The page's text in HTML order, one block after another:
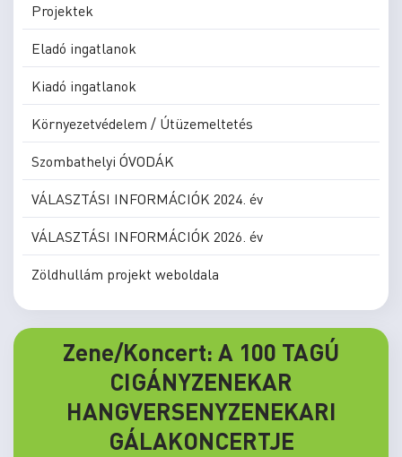
Projektek
Eladó ingatlanok
Kiadó ingatlanok
Környezetvédelem / Útüzemeltetés
Szombathelyi ÓVODÁK
VÁLASZTÁSI INFORMÁCIÓK 2024. év
VÁLASZTÁSI INFORMÁCIÓK 2026. év
Zöldhullám projekt weboldala
Zene/Koncert: A 100 TAGÚ
CIGÁNYZENEKAR
HANGVERSENYZENEKARI
GÁLAKONCERTJE